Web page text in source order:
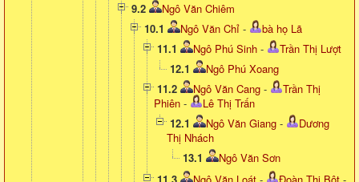
9.2
Ngô Văn Chiêm
10.1
Ngô Văn Chỉ -
bà họ Lã
11.1
Ngô Phú Sinh -
Trần Thị Lượt
12.1
Ngô Phú Xoang
11.2
Ngô Văn Cang -
Trần Thị
Phiên -
Lê Thị Trấn
12.1
Ngô Văn Giang -
Dương
Thị Nhách
13.1
Ngô Văn Sơn